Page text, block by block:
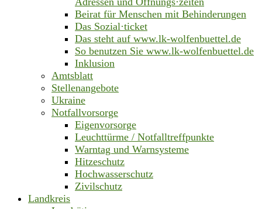
Beirat für Menschen mit Behinderungen
Das Sozial·ticket
Das steht auf www.lk-wolfenbuettel.de
So benutzen Sie www.lk-wolfenbuettel.de
Inklusion
Amtsblatt
Stellenangebote
Ukraine
Notfallvorsorge
Eigenvorsorge
Leuchttürme / Notfalltreffpunkte
Warntag und Warnsysteme
Hitzeschutz
Hochwasserschutz
Zivilschutz
Landkreis